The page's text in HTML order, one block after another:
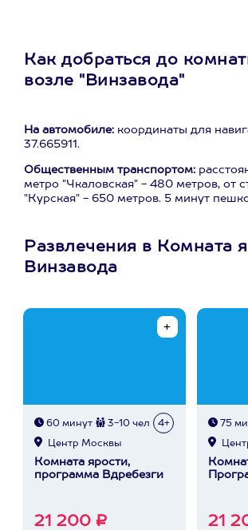
Как добраться до
возле "Винзавода"
На автомобиле: координаты для
37.665911.
Общественным транспортом:
метро "Чкаловская" - 480 метров, от
"Курская" - 650 метров. 5 минут
Развлечения в Комната
Винзавода
60 минут 3-10 чел 4+
Центр Москвы
Комната ярости,
программа Вдребезги
21 200 ₽
75
21